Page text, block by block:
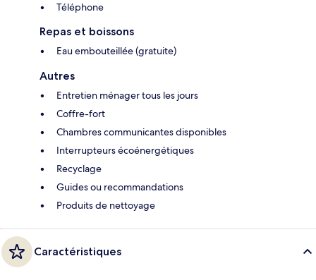
Téléphone
Repas et boissons
Eau embouteillée (gratuite)
Autres
Entretien ménager tous les jours
Coffre-fort
Chambres communicantes disponibles
Interrupteurs écoénergétiques
Recyclage
Guides ou recommandations
Produits de nettoyage
Caractéristiques